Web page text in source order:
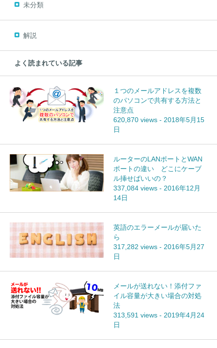
未分類
解説
よく読まれている記事
１つのメールアドレスを複数
のパソコンで共有する方法と
注意点
620,870 views - 2018年5月15
日
ルーターのLANポートとWAN
ポートの違い どこにケーブ
ル挿せばいいの？
337,084 views - 2016年12月
14日
英語のエラーメールが届いた
ら
317,282 views - 2016年5月27
日
メールが送れない！添付ファ
イル容量が大きい場合の対処
法
313,591 views - 2019年4月24
日